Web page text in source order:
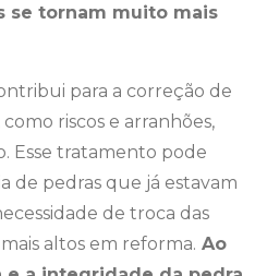
se tornam muito mais
para a correção de
riscos e arranhões,
Esse tratamento pode
de pedras que já estavam
de troca das
altos em reforma. Ao